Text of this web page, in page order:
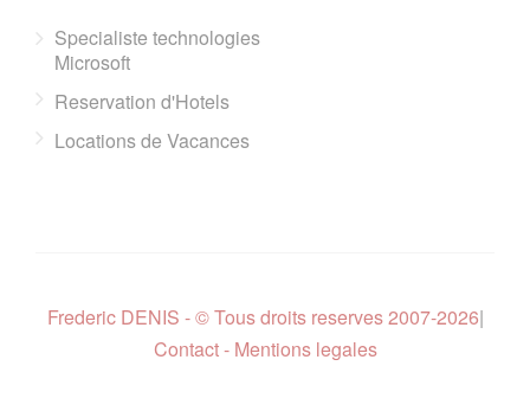
Specialiste technologies
Microsoft
Reservation d'Hotels
Locations de Vacances
Frederic DENIS - © Tous droits reserves 2007-2026|
Contact - Mentions legales